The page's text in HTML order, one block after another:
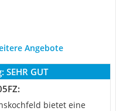
Angebote
SEHR GUT
bietet eine